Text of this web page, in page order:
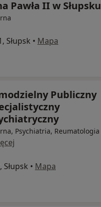
Pawła II w Słupsku
Słupsk • Mapa
Publiczny
Psychiatria, Reumatologia
• Mapa